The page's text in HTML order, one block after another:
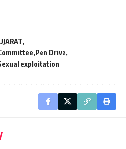
Pen Drive
exploitation